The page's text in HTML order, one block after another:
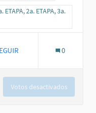
DE SANTO DOMINGO
ETAPA, 2a. ETAPA, 3a.
0
Votos desactivados